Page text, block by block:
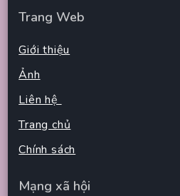
Trang Web
Giới thiệu
Ảnh
Liên hệ
Trang chủ
Chính sách
Mạng xã hội